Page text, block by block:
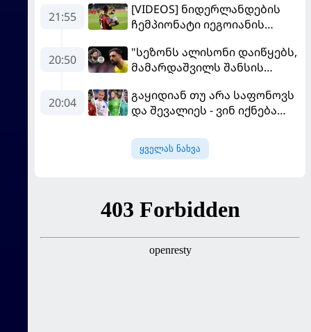
21:55
[VIDEOS] ნიდერლანდების
ჩემპიონატი იეგოიანის
MVP გახდა
20:50
"სეზონს ალისონი დაიწყებს,
მამარდაშვილს შანსის
მოთმინება სჭირდება,
რომელსაც 100%-ით
"ლივერპულის" ყოფილმა
მეკარემ
20:04
გაყიდიან თუ არა საფონოვს
და შევალიეს - ვინ იქნება
ყველას ნახვა